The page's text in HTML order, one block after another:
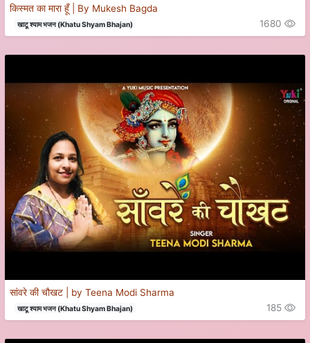
किस्मत का मारा हूँ | By Mukesh Bagda
खाटू श्याम भजन (Khatu Shyam Bhajan) 1680
सांवरे की चौखट | by Teena Modi Sharma
खाटू श्याम भजन (Khatu Shyam Bhajan) 185